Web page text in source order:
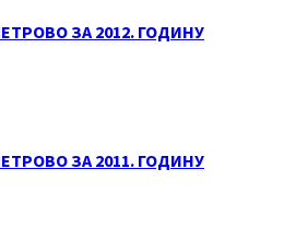
ЗА 2012. ГОДИНУ
ЗА 2011. ГОДИНУ